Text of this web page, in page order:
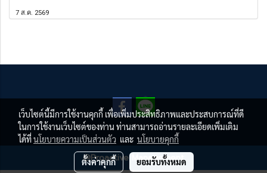
7 ส.ค. 2569
@Proactive Management
เว็บไซต์นี้มีการใช้งานคุกกี้ เพื่อเพิ่มประสิทธิภาพและประสบการณ์ที่ดี
ในการใช้งานเว็บไซต์ของท่าน ท่านสามารถอ่านรายละเอียดเพิ่มเติม
ได้ที่นโยบายความเป็นส่วนตัว และ นโยบายคุกกี้
ตั้งค่าคุกกี้ ยอมรับทั้งหมด